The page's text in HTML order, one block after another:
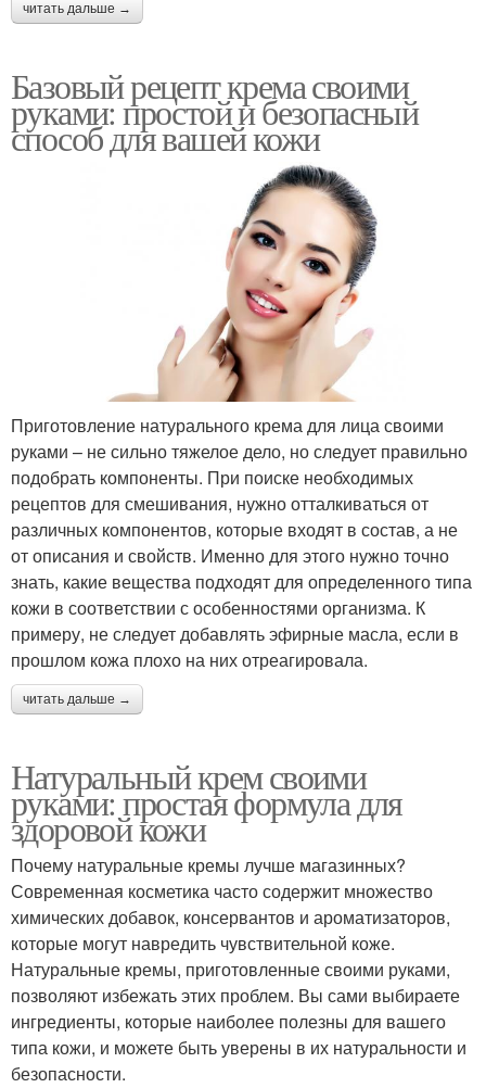
читать дальше →
Базовый рецепт крема своими
руками: простой и безопасный
способ для вашей кожи
Приготовление натурального крема для лица своими
руками – не сильно тяжелое дело, но следует правильно
подобрать компоненты. При поиске необходимых
рецептов для смешивания, нужно отталкиваться от
различных компонентов, которые входят в состав, а не
от описания и свойств. Именно для этого нужно точно
знать, какие вещества подходят для определенного типа
кожи в соответствии с особенностями организма. К
примеру, не следует добавлять эфирные масла, если в
прошлом кожа плохо на них отреагировала.
читать дальше →
Натуральный крем своими
руками: простая формула для
здоровой кожи
Почему натуральные кремы лучше магазинных?
Современная косметика часто содержит множество
химических добавок, консервантов и ароматизаторов,
которые могут навредить чувствительной коже.
Натуральные кремы, приготовленные своими руками,
позволяют избежать этих проблем. Вы сами выбираете
ингредиенты, которые наиболее полезны для вашего
типа кожи, и можете быть уверены в их натуральности и
безопасности.